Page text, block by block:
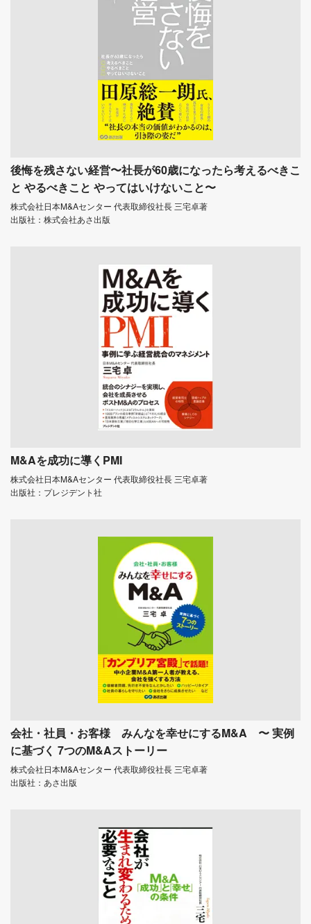
後悔を残さない経営〜社長が60歳になったら考えるべきこ
と やるべきこと やってはいけないこと〜
株式会社日本M&Aセンター 代表取締役社長 三宅卓著
出版社：株式会社あさ出版
M&Aを成功に導くPMI
株式会社日本M&Aセンター 代表取締役社長 三宅卓著
出版社：プレジデント社
会社・社員・お客様 みんなを幸せにするM&A 〜 実例
に基づく 7つのM&Aストーリー
株式会社日本M&Aセンター 代表取締役社長 三宅卓著
出版社：あさ出版